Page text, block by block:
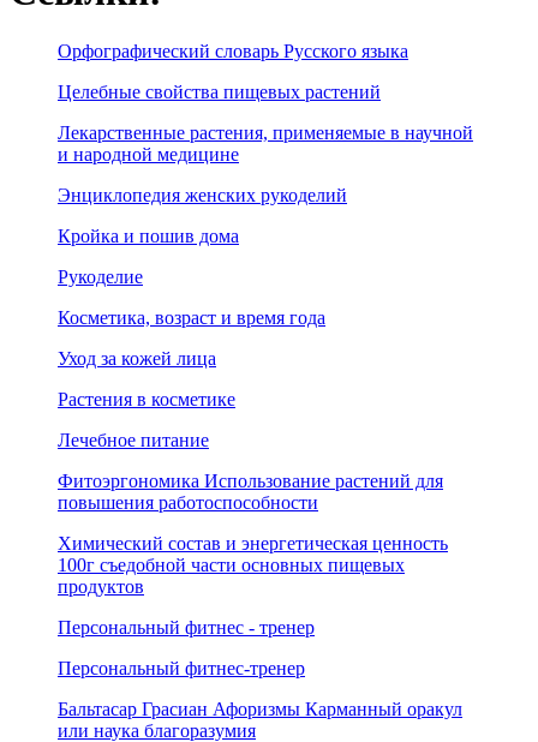
Орфографический словарь Русского языка
Целебные свойства пищевых растений
Лекарственные растения, применяемые в научной
и народной медицине
Энциклопедия женских рукоделий
Кройка и пошив дома
Рукоделие
Косметика, возраст и время года
Уход за кожей лица
Растения в косметике
Лечебное питание
Фитоэргономика Использование растений для
повышения работоспособности
Химический состав и энергетическая ценность
100г съедобной части основных пищевых
продуктов
Персональный фитнес - тренер
Персональный фитнес-тренер
Бальтасар Грасиан Афоризмы Карманный оракул
или наука благоразумия